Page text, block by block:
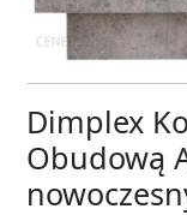
Dimplex
Obudową